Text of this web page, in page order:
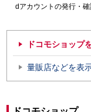
dアカウントの発行・確
ドコモショップ
量販店などを表